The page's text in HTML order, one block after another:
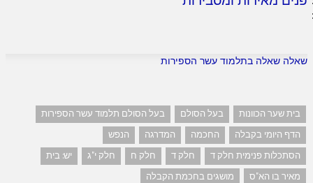
שאלה שאלה בתלמוד עשר הספירות
בית שער הכוונות בעל הסולם
בעל הסולם תלמוד עשר הספירות
הדף היומי בקבלה
החכמה המדרגה
הנפש
הסתכלות פנימית חלק ד
חלק ד חלק ח חלק י"ג
יש: בית
מאיר בו הא"ס
מושגים בחכמת הקבלה